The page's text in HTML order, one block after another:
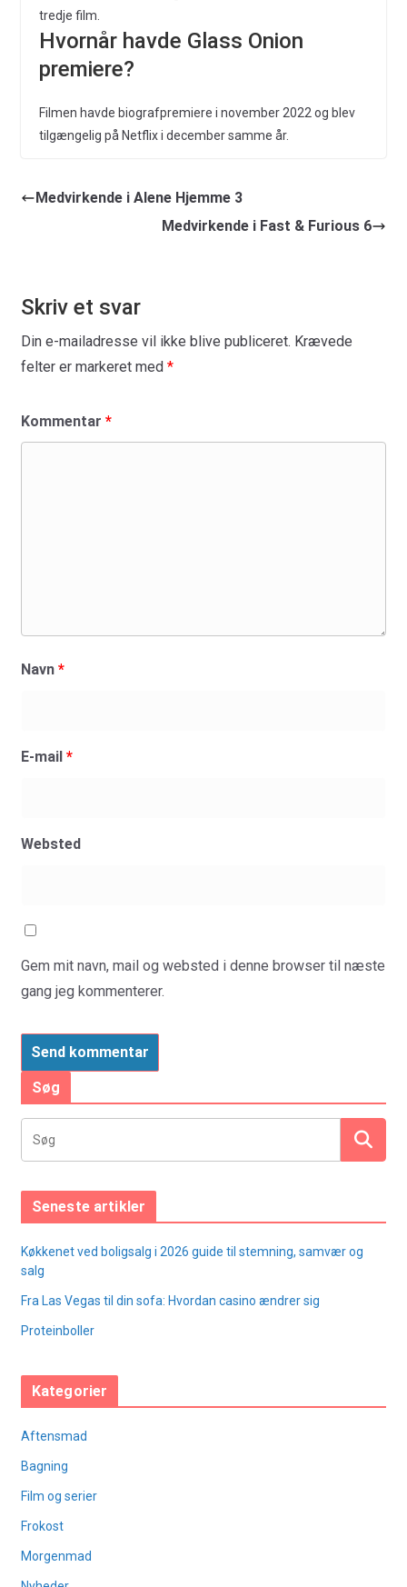
tredje film.
Hvornår havde Glass Onion
premiere?
Filmen havde biografpremiere i november 2022 og blev
tilgængelig på Netflix i december samme år.
Medvirkende i Alene Hjemme 3
Medvirkende i Fast & Furious 6
Skriv et svar
Din e-mailadresse vil ikke blive publiceret. Krævede
felter er markeret med *
Kommentar *
Navn *
E-mail *
Websted
Gem mit navn, mail og websted i denne browser til næste
gang jeg kommenterer.
Søg
Seneste artikler
Køkkenet ved boligsalg i 2026 guide til stemning, samvær og
salg
Fra Las Vegas til din sofa: Hvordan casino ændrer sig
Proteinboller
Kategorier
Aftensmad
Bagning
Film og serier
Frokost
Morgenmad